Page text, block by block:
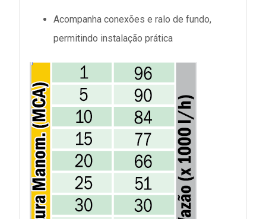
Acompanha conexões e ralo de fundo,
permitindo instalação prática